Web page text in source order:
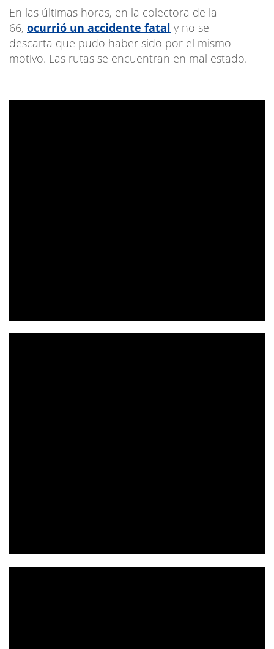
En las últimas horas, en la colectora de la
66, ocurrió un accidente fatal y no se
descarta que pudo haber sido por el mismo
motivo. Las rutas se encuentran en mal estado.